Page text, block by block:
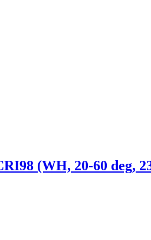
(WH, 20-60 deg,